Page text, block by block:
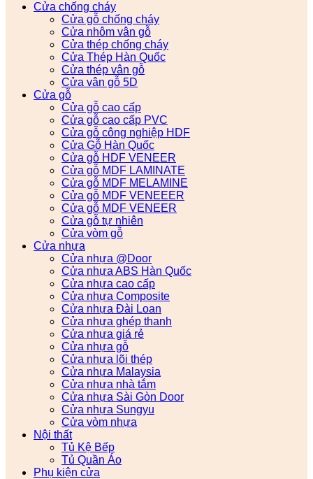
Cửa chống cháy
Cửa gỗ chống cháy
Cửa nhôm vân gỗ
Cửa thép chống cháy
Cửa Thép Hàn Quốc
Cửa thép vân gỗ
Cửa vân gỗ 5D
Cửa gỗ
Cửa gỗ cao cấp
Cửa gỗ cao cấp PVC
Cửa gỗ công nghiệp HDF
Cửa Gỗ Hàn Quốc
Cửa gỗ HDF VENEER
Cửa gỗ MDF LAMINATE
Cửa gỗ MDF MELAMINE
Cửa gỗ MDF VENEEER
Cửa gỗ MDF VENEER
Cửa gỗ tự nhiên
Cửa vòm gỗ
Cửa nhựa
Cửa nhựa @Door
Cửa nhựa ABS Hàn Quốc
Cửa nhựa cao cấp
Cửa nhựa Composite
Cửa nhựa Đài Loan
Cửa nhựa ghép thanh
Cửa nhựa giá rẻ
Cửa nhựa gỗ
Cửa nhựa lõi thép
Cửa nhựa Malaysia
Cửa nhựa nhà tắm
Cửa nhựa Sài Gòn Door
Cửa nhựa Sungyu
Cửa vòm nhựa
Nội thất
Tủ Kệ Bếp
Tủ Quần Áo
Phụ kiện cửa